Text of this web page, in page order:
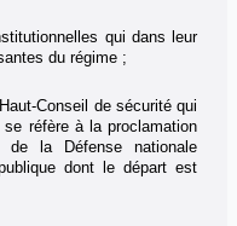
qui dans leur
du régime ;
Conseil de sécurité qui
réfère à la proclamation
la Défense nationale
dont le départ est